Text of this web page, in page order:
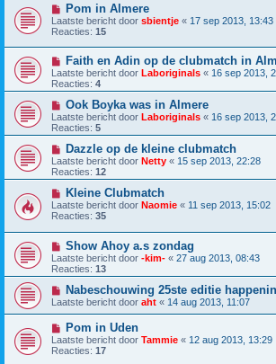
Pom in Almere
Laatste bericht door sbientje « 17 sep 2013, 13:43
Reacties: 15
Faith en Adin op de clubmatch in
Laatste bericht door Laboriginals « 16 sep 2013,
Reacties: 4
Ook Boyka was in Almere
Laatste bericht door Laboriginals « 16 sep 2013,
Reacties: 5
Dazzle op de kleine clubmatch
Laatste bericht door Netty « 15 sep 2013, 22:28
Reacties: 12
Kleine Clubmatch
Laatste bericht door Naomie « 11 sep 2013, 15:02
Reacties: 35
Show Ahoy a.s zondag
Laatste bericht door -kim- « 27 aug 2013, 08:43
Reacties: 13
Nabeschouwing 25ste editie
Laatste bericht door aht « 14 aug 2013, 11:07
Pom in Uden
Laatste bericht door Tammie « 12 aug 2013, 13:29
Reacties: 17